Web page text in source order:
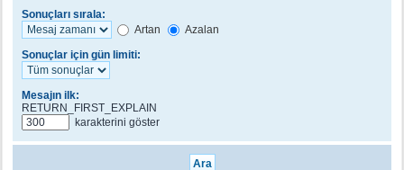
Sonuçları sırala:
Artan
Azalan
Sonuçlar için gün limiti:
Mesajın ilk:
RETURN_FIRST_EXPLAIN
karakterini göster